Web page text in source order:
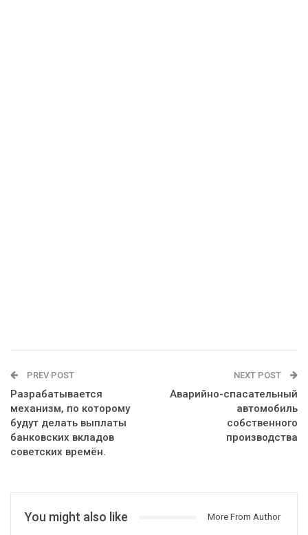
PREV POST
Разрабатывается
механизм, по которому
будут делать выплаты
банковских вкладов
советских времён.
NEXT POST
Аварийно-спасательный
автомобиль
собственного
производства
You might also like More From Author